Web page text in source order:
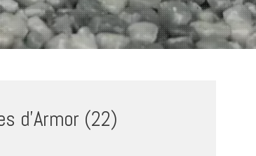
d’Armor (22)